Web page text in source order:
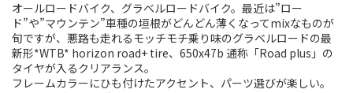
オールロードバイク、グラベルロードバイク。最近は”ロー
ド”や”マウンテン”車種の垣根がどんどん薄くなってmixなものが
旬ですが、悪路も走れるモッチモチ乗り味のグラベルロードの最
新形*WTB* horizon road+ tire、650x47b 通称「Road plus」の
タイヤが入るクリアランス。
フレームカラーにひも付けたアクセント、パーツ選びが楽しい。
Touring
CX / Gravel
Mountain Bike